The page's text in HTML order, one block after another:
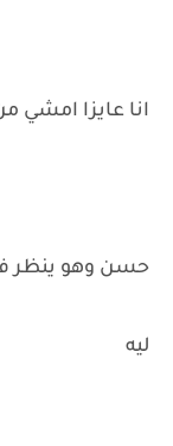
انا عايزا امشي
حسن وهو ينظر
ليه